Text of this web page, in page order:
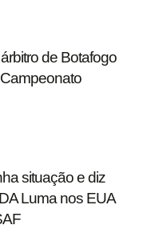
de Botafogo
situação e diz
Luma nos EUA